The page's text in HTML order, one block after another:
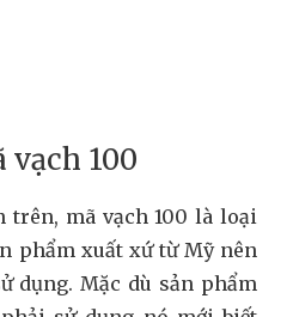
vạch 100
trên, mã vạch 100 là loại
phẩm xuất xứ từ Mỹ nên
dụng. Mặc dù sản phẩm